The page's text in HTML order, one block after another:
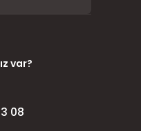
var?
08